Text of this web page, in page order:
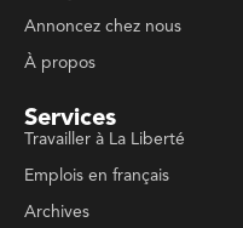
Annoncez chez nous
À propos
Services
Travailler à La Liberté
Emplois en français
Archives